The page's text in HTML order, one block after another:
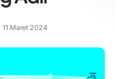
11 Maret 2024